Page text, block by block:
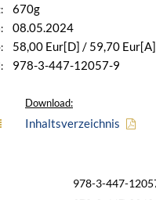
670g
08.05.2024
58,00 Eur[D] / 59,70 Eur[A]
978-3-447-12057-9
Download:
Inhaltsverzeichnis
978-3-447-